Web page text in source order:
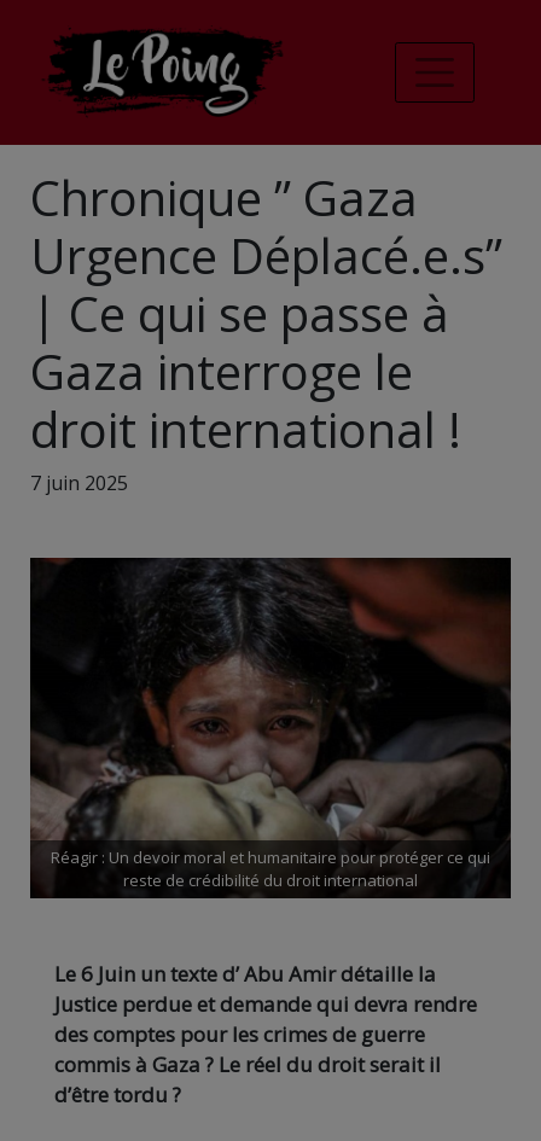
Chronique ” Gaza
Urgence Déplacé.e.s”
| Ce qui se passe à
Gaza interroge le
droit international !
7 juin 2025
Réagir : Un devoir moral et humanitaire pour protéger ce qui
reste de crédibilité du droit international
Le 6 Juin un texte d’ Abu Amir détaille la
Justice perdue et demande qui devra rendre
des comptes pour les crimes de guerre
commis à Gaza ? Le réel du droit serait il
d’être tordu ?